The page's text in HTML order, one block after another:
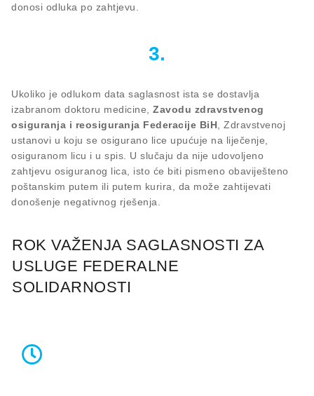
donosi odluka po zahtjevu.
3.
Ukoliko je odlukom data saglasnost ista se dostavlja
izabranom doktoru medicine, Zavodu zdravstvenog
osiguranja i reosiguranja Federacije BiH , Zdravstvenoj
ustanovi u koju se osigurano lice upućuje na liječenje,
osiguranom licu i u spis. U slučaju da nije udovoljeno
zahtjevu osiguranog lica, isto će biti pismeno obaviješteno
poštanskim putem ili putem kurira, da može zahtijevati
donošenje negativnog rješenja.
ROK VAŽENJA SAGLASNOSTI ZA
USLUGE FEDERALNE
SOLIDARNOSTI